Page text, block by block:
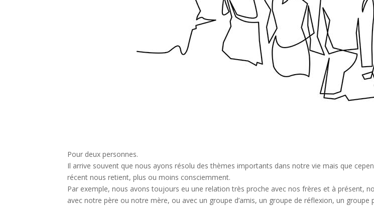
Pour deux personnes.
Il arrive souvent que nous ayons résolu des thèmes importants dans notre vie mais que
récent nous retient, plus ou moins consciemment.
Par exemple, nous avons toujours eu une relation très proche avec nos frères et à présent,
avec notre père ou notre mère, ou avec un groupe d’amis, un groupe de réflexion, un